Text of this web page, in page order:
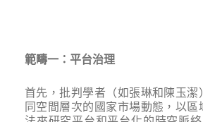
範疇一：平台治理
首先，批判學者（如張琳和陳玉潔
同空間層次的國家市場動態，以區